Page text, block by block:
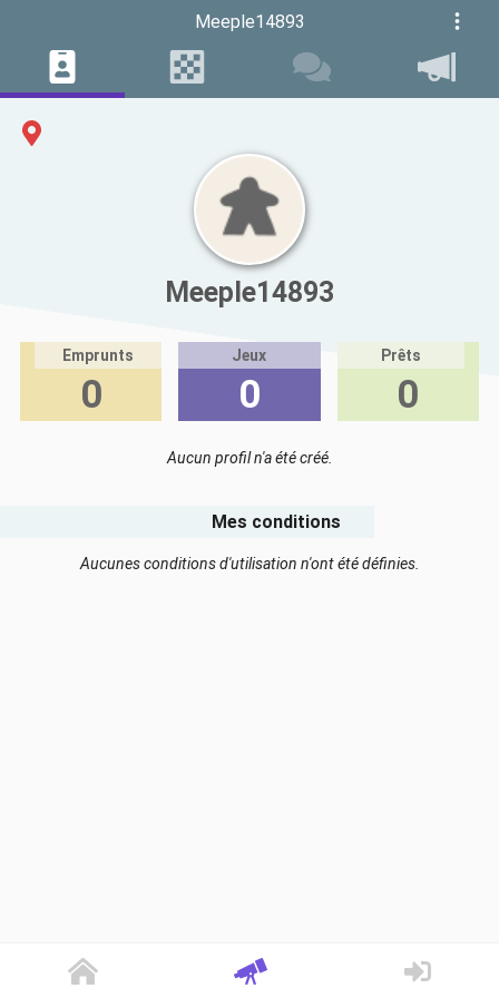
Meeple14893
Meeple14893
Emprunts
0
Jeux
0
Prêts
0
Aucun profil n'a été créé.
Mes conditions
Aucunes conditions d'utilisation n'ont été définies.